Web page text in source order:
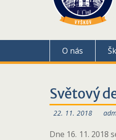
O nás
Světový
22. 11. 2018
Dne 16. 11. 2018